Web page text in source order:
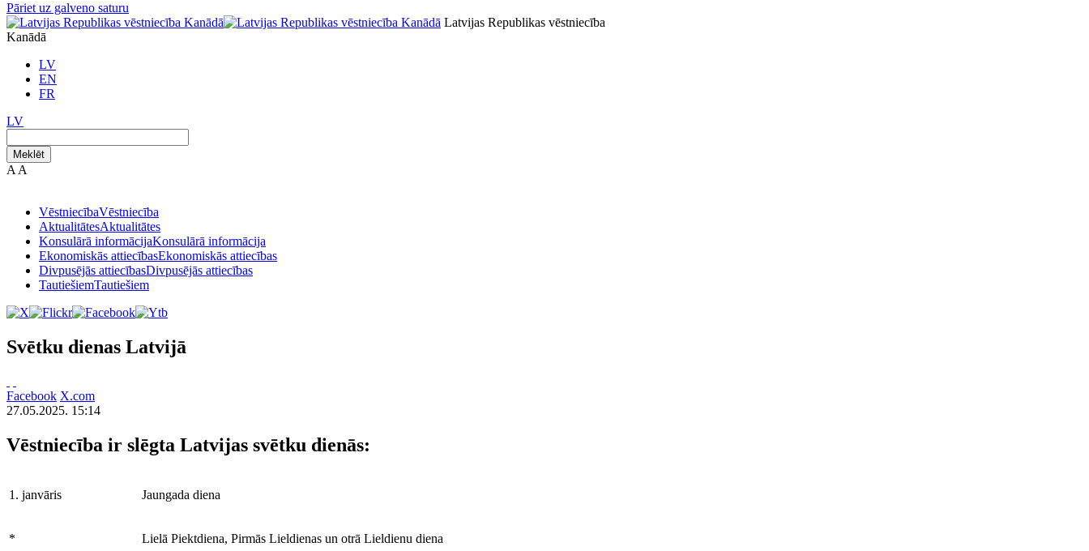
Pāriet uz galveno saturu
Latvijas Republikas vēstniecība
Kanādā
LV
EN
FR
LV
Meklēt
A A
VēstniecībaVēstniecība
AktualitātesAktualitātes
Konsulārā informācijaKonsulārā informācija
Ekonomiskās attiecībasEkonomiskās attiecības
Divpusējās attiecībasDivpusējās attiecības
TautiešiemTautiešiem
Svētku dienas Latvijā
Facebook X.com
27.05.2025. 15:14
Vēstniecība ir slēgta Latvijas svētku dienās:
1. janvāris Jaungada diena
* Lielā Piektdiena, Pirmās Lieldienas un otrā Lieldienu diena